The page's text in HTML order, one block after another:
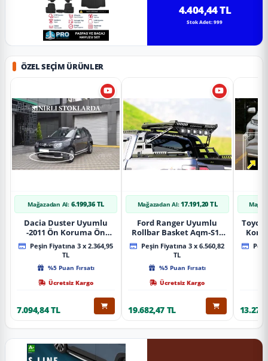
4.404,44 TL
Stok Adet: 999
ÖZEL SEÇIM ÜRÜNLER
Mağazadan Al: 6.199,36 TL
Dacia Duster Uyumlu
-2011 Ön Koruma Ön
Tekli Koruma
Peşin Fiyatına 3 x 2.364,95
TL
%5 Puan Fırsatı
Ücretsiz Kargo
7.094,84 TL
Mağazadan Al: 17.191,20 TL
Ford Ranger Uyumlu
Rollbar Basket Aqm-S10
2015+ Uyumlu
Peşin Fiyatına 3 x 6.560,82
TL
%5 Puan Fırsatı
Ücretsiz Kargo
19.682,47 TL